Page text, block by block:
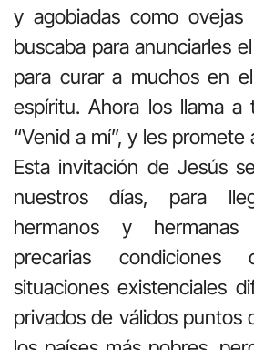
y agobiadas como
buscaba para anunciarles
para curar a muchos en
espíritu. Ahora los llama a
“Venid a mí”, y les promete
Esta invitación de Jesús
nuestros días, para
hermanos y
precarias
situaciones existenciales
privados de válidos puntos